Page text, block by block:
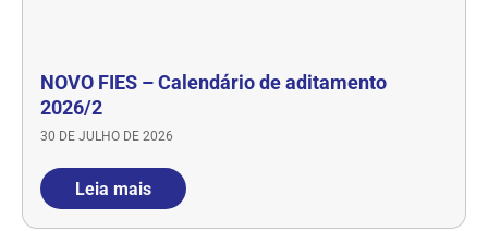
NOVO FIES – Calendário de aditamento
2026/2
30 DE JULHO DE 2026
Leia mais